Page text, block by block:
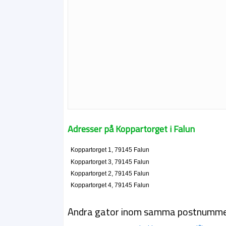
Adresser på Koppartorget i Falun
Koppartorget 1, 79145 Falun
Koppartorget 3, 79145 Falun
Koppartorget 2, 79145 Falun
Koppartorget 4, 79145 Falun
Andra gator inom samma